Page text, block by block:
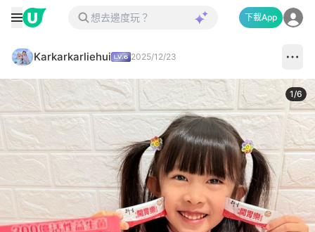
下載App
Karkarkarliehui 2025/12/23
1/6